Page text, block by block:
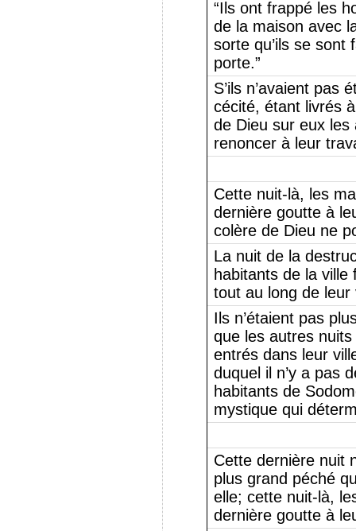
“Ils ont frappé les
de la maison avec
sorte qu’ils se sont
porte.”
S’ils n’avaient pas
cécité, étant livrés
de Dieu sur eux
renoncer à leur
Cette nuit-là, les
dernière goutte à
colère de Dieu ne
La nuit de la
habitants de la ville
tout au long de leur
Ils n’étaient pas
que les autres
entrés dans leur
duquel il n’y a pas
habitants de
mystique qui
Cette dernière nuit
plus grand péché
elle; cette nuit-là,
dernière goutte à